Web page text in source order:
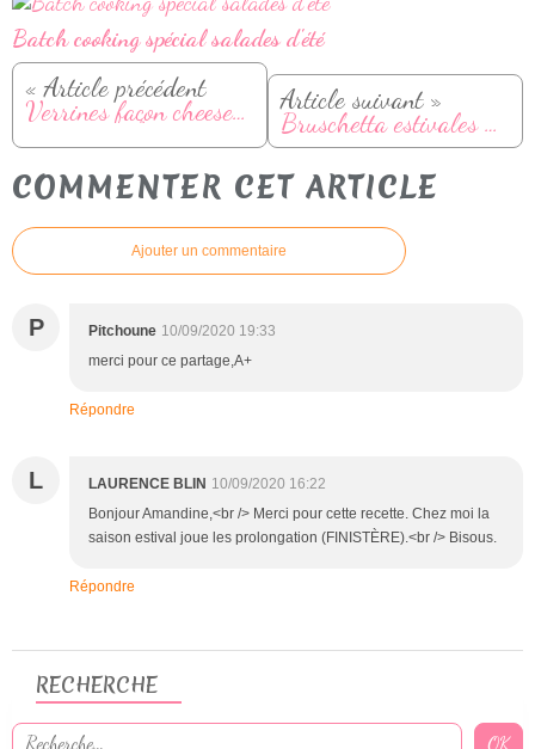
Batch cooking spécial salades d'été
« Article précédent
Verrines façon cheesecake à la framboise Article suivant »
Bruschetta estivales au maquereau
COMMENTER CET ARTICLE
Ajouter un commentaire
P Pitchoune 10/09/2020 19:33
merci pour ce partage,A+
Répondre
L LAURENCE BLIN 10/09/2020 16:22
Bonjour Amandine,<br /> Merci pour cette recette. Chez moi la
saison estival joue les prolongation (FINISTÈRE).<br /> Bisous.
Répondre
RECHERCHE